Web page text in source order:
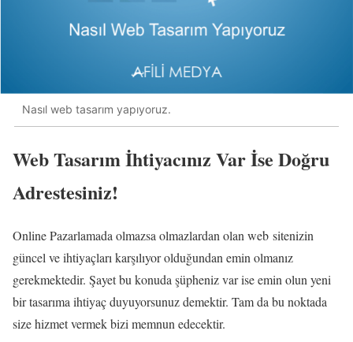
Nasıl web tasarım yapıyoruz.
Web Tasarım İhtiyacınız Var İse Doğru
Adrestesiniz!
Online Pazarlamada olmazsa olmazlardan olan web sitenizin
güncel ve ihtiyaçları karşılıyor olduğundan emin olmanız
gerekmektedir. Şayet bu konuda şüpheniz var ise emin olun yeni
bir tasarıma ihtiyaç duyuyorsunuz demektir. Tam da bu noktada
size hizmet vermek bizi memnun edecektir.